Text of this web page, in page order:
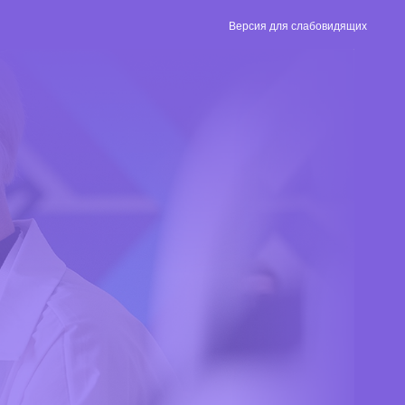
Версия для слабовидящих